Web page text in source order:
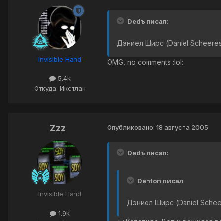
Invisible Hand
5.4k
Откуда: Икстлан
Dedъ писал:
Дэниел Ширс (Daniel
OMG, no comments :lol:
Zzz
Invisible Hand
1.9k
Опубликовано: 18 августа 2005
Dedъ писал:
Denton писал:
Дэниел Ширс (Daniel